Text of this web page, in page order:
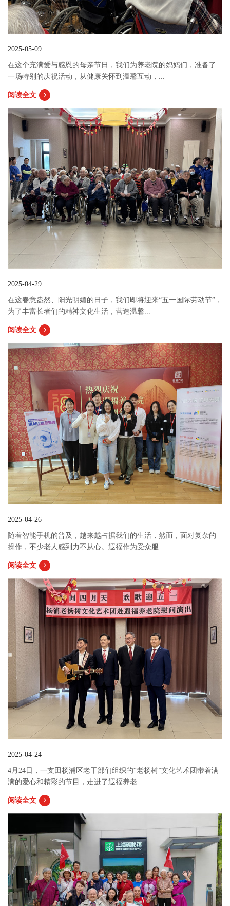
2025-05-09
在这个充满爱与感恩的母亲节日，我们为养老院的妈妈们，准备了
一场特别的庆祝活动，从健康关怀到温馨互动，...
阅读全文
2025-04-29
在这春意盎然、阳光明媚的日子，我们即将迎来“五一国际劳动节”，
为了丰富长者们的精神文化生活，营造温馨...
阅读全文
2025-04-26
随着智能手机的普及，越来越占据我们的生活，然而，面对复杂的
操作，不少老人感到力不从心。遐福作为受众服...
阅读全文
2025-04-24
4月24日，一支田杨浦区老干部们组织的“老杨树”文化艺术团带着满
满的爱心和精彩的节目，走进了遐福养老...
阅读全文